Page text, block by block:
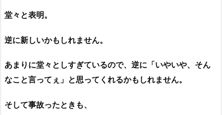
堂々と表明。
逆に新しいかもしれません。
あまりに堂々としすぎているので、逆に「いやいや、そん
なこと言ってぇ」と思ってくれるかもしれません。
そして事故ったときも、